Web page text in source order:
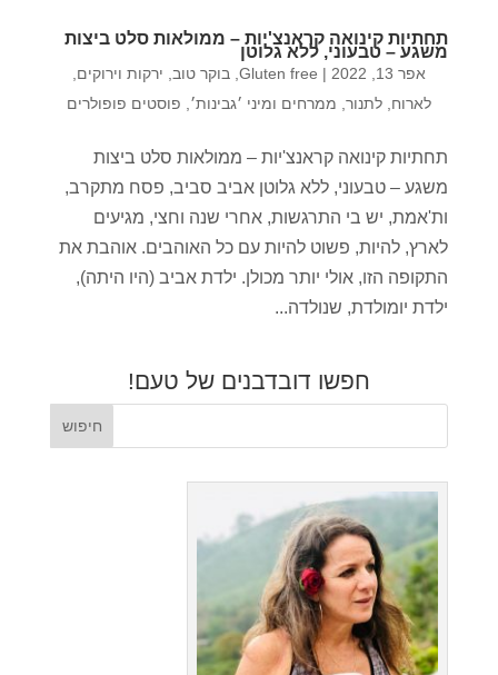
תחתיות קינואה קראנצ'יות – ממולאות סלט ביצות
משגע – טבעוני, ללא גלוטן
אפר 13, 2022 |
Gluten free בוקר טוב ירקות וירוקים
לארוח לתנור ממרחים ומיני ׳גבינות׳ פוסטים פופולרים
תחתיות קינואה קראנצ'יות – ממולאות סלט ביצות
משגע – טבעוני, ללא גלוטן אביב סביב, פסח מתקרב,
ות'אמת, יש בי התרגשות, אחרי שנה וחצי, מגיעים
לארץ, להיות, פשוט להיות עם כל האוהבים. אוהבת את
התקופה הזו, אולי יותר מכולן. ילדת אביב (היו היתה),
ילדת יומולדת, שנולדה...
חפשו דובדבנים של טעם!